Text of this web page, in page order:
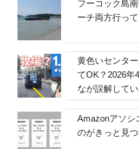
フーコック島
ーチ両方行っ
黄色いセンタ
てOK？2026年
なが誤解して
Amazonアソシ
のがきっと見